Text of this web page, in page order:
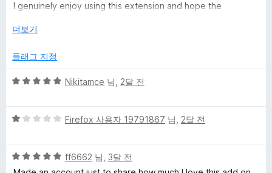
I genuinely enjoy using this extension and hope the
shame to see such a great project get abandoned. Thank
updates!
눌
서
더보기
플래그 지정
5
점
점
Nikitamce 님, 2달 전
5
점
에
Firefox 사용자 19791867 님, 2달 전
5
점
ff6662 님, 3달 전